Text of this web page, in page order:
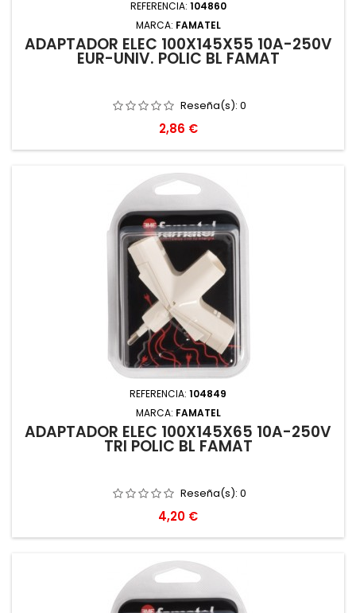
REFERENCIA: 104860
MARCA: FAMATEL
ADAPTADOR ELEC 100X145X55 10A-250V
EUR-UNIV. POLIC BL FAMAT
Reseña(s): 0
Precio
2,86 €
REFERENCIA: 104849
MARCA: FAMATEL
ADAPTADOR ELEC 100X145X65 10A-250V
TRI POLIC BL FAMAT
Reseña(s): 0
Precio
4,20 €